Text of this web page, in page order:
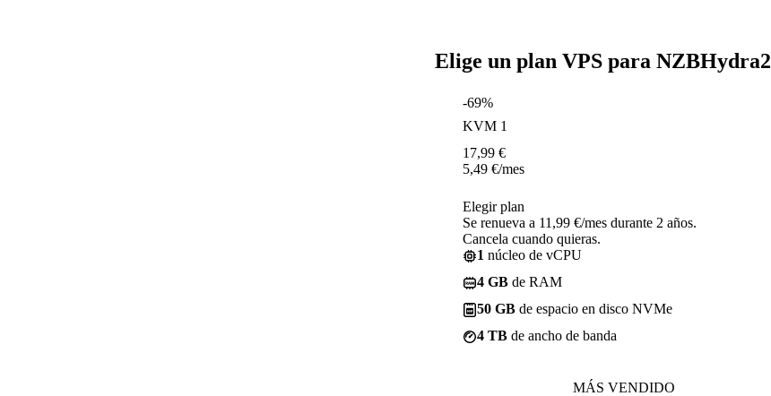
Elige un plan VPS para NZBHydra2
-69%
KVM 1
17,99 €
5,49 €/mes
Elegir plan
Se renueva a 11,99 €/mes durante 2 años.
Cancela cuando quieras.
1 núcleo de vCPU
4 GB de RAM
50 GB de espacio en disco NVMe
4 TB de ancho de banda
MÁS VENDIDO